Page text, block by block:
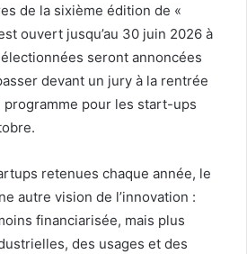
de la sixième édition de «
ouvert jusqu’au 30 juin 2026 à
seront annoncées
devant un jury à la rentrée
programme pour les start-ups
retenues chaque année, le
autre vision de l’innovation :
financiarisée, mais plus
des usages et des